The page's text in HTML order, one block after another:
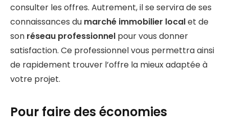
consulter les offres. Autrement, il se servira de ses
connaissances du marché immobilier localet de
son réseau professionnel pour vous donner
satisfaction. Ce professionnel vous permettra ainsi
de rapidement trouver l’offre la mieux adaptée à
votre projet.
Pour faire des économies